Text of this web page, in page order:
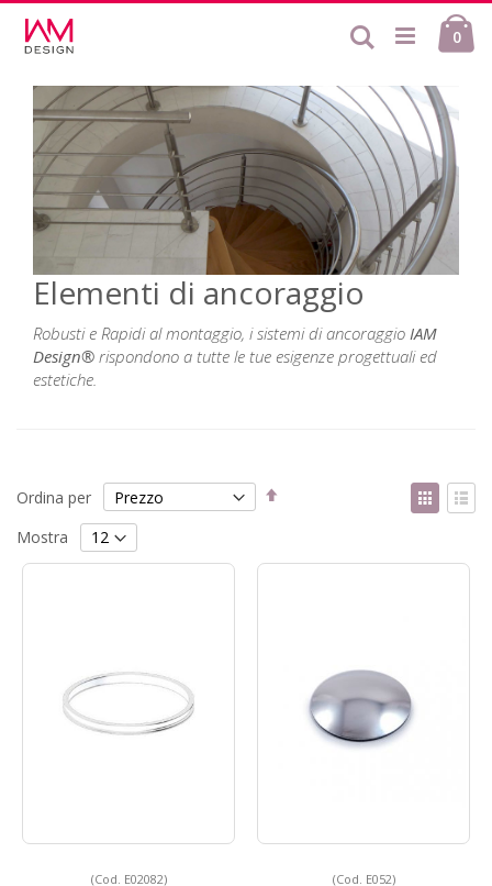
contenuto
0
Cerca
Elementi di ancoraggio
Robusti e Rapidi al montaggio, i sistemi di ancoraggio IAM
Design® rispondono a tutte le tue esigenze progettuali ed
estetiche.
Ordina per
Imposta
come
Mostra
(Cod. E02082) (Cod. E052)